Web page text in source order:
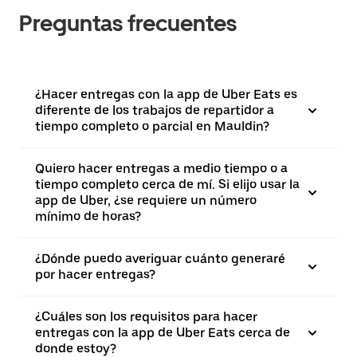
Preguntas frecuentes
¿Hacer entregas con la app de Uber Eats es
diferente de los trabajos de repartidor a
tiempo completo o parcial en Mauldin?
Quiero hacer entregas a medio tiempo o a
tiempo completo cerca de mí. Si elijo usar la
app de Uber, ¿se requiere un número
mínimo de horas?
¿Dónde puedo averiguar cuánto generaré
por hacer entregas?
¿Cuáles son los requisitos para hacer
entregas con la app de Uber Eats cerca de
donde estoy?